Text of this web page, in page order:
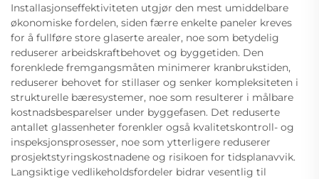
Installasjonseffektiviteten utgjør den mest umiddelbare
økonomiske fordelen, siden færre enkelte paneler kreves
for å fullføre store glaserte arealer, noe som betydelig
reduserer arbeidskraftbehovet og byggetiden. Den
forenklede fremgangsmåten minimerer kranbrukstiden,
reduserer behovet for stillaser og senker kompleksiteten i
strukturelle bæresystemer, noe som resulterer i målbare
kostnadsbesparelser under byggefasen. Det reduserte
antallet glassenheter forenkler også kvalitetskontroll- og
inspeksjonsprosesser, noe som ytterligere reduserer
prosjektstyringskostnadene og risikoen for tidsplanavvik.
Langsiktige vedlikeholdsfordeler bidrar vesentlig til